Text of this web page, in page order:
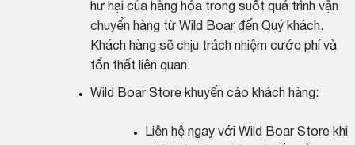
hư hại của hàng hóa trong suốt quá trình vận
chuyển hàng từ Wild Boar đến Quý khách.
Khách hàng sẽ chịu trách nhiệm cước phí và
tổn thất liên quan.
Wild Boar Store khuyến cáo khách hàng:
Liên hệ ngay với Wild Boar Store khi